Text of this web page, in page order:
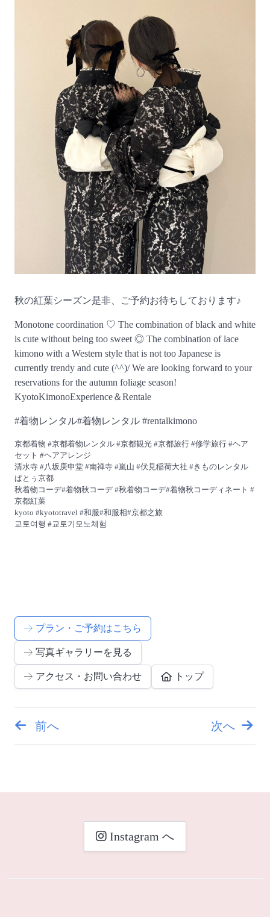
秋の紅葉シーズン是非、ご予約お待ちしております♪
Monotone coordination ♡ The combination of black and white
is cute without being too sweet ◎ The combination of lace
kimono with a Western style that is not too Japanese is
currently trendy and cute (^^)/ We are looking forward to your
reservations for the autumn foliage season!
KyotoKimonoExperience＆Rentale
#着物レンタル#着物レンタル #rentalkimono
京都着物 #京都着物レンタル #京都観光 #京都旅行 #修学旅行 #ヘア
セット #ヘアアレンジ
清水寺 #八坂庚申堂 #南禅寺 #嵐山 #伏見稲荷大社 #きものレンタル
ぱとぅ京都
秋着物コーデ#着物秋コーデ #秋着物コーデ#着物秋コーディネート #
京都紅葉
kyoto #kyototravel #和服#和服相#京都之旅
교토여행 #교토기모노체험
プラン・ご予約はこちら
写真ギャラリーを見る
アクセス・お問い合わせ トップ
投
ナ
前へ 次へ
Instagram へ